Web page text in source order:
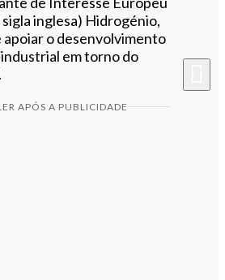
sigla inglesa) Hidrogénio,
apoiar o desenvolvimento
em torno do
APÓS A PUBLICIDADE